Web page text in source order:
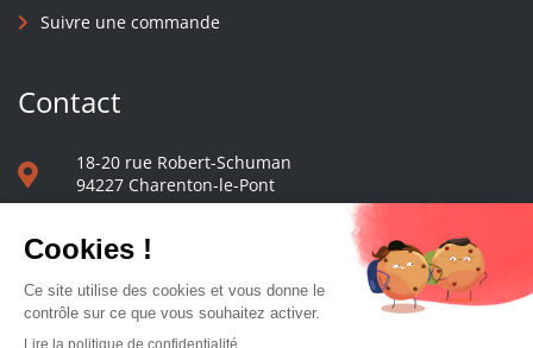
Suivre une commande
Contact
18-20 rue Robert-Schuman
94227 Charenton-le-Pont